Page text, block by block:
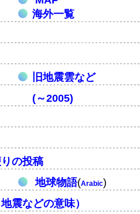
海外一覧
旧地震雲など
(～2005)
の投稿
地球物語(Arabic)
震などの意味）